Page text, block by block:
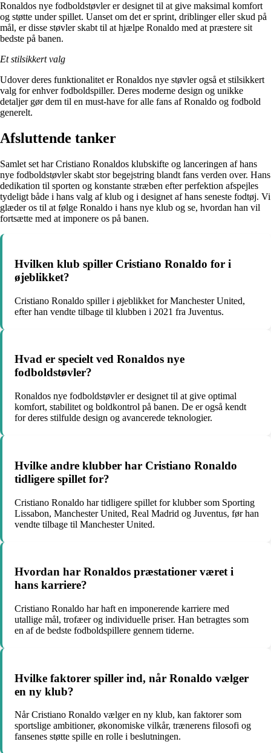
Ronaldos nye fodboldstøvler er designet til at give maksimal komfort
og støtte under spillet. Uanset om det er sprint, driblinger eller skud på
mål, er disse støvler skabt til at hjælpe Ronaldo med at præstere sit
bedste på banen.
Et stilsikkert valg
Udover deres funktionalitet er Ronaldos nye støvler også et stilsikkert
valg for enhver fodboldspiller. Deres moderne design og unikke
detaljer gør dem til en must-have for alle fans af Ronaldo og fodbold
generelt.
Afsluttende tanker
Samlet set har Cristiano Ronaldos klubskifte og lanceringen af hans
nye fodboldstøvler skabt stor begejstring blandt fans verden over. Hans
dedikation til sporten og konstante stræben efter perfektion afspejles
tydeligt både i hans valg af klub og i designet af hans seneste fodtøj. Vi
glæder os til at følge Ronaldo i hans nye klub og se, hvordan han vil
fortsætte med at imponere os på banen.
Hvilken klub spiller Cristiano Ronaldo for i
øjeblikket?
Cristiano Ronaldo spiller i øjeblikket for Manchester United,
efter han vendte tilbage til klubben i 2021 fra Juventus.
Hvad er specielt ved Ronaldos nye
fodboldstøvler?
Ronaldos nye fodboldstøvler er designet til at give optimal
komfort, stabilitet og boldkontrol på banen. De er også kendt
for deres stilfulde design og avancerede teknologier.
Hvilke andre klubber har Cristiano Ronaldo
tidligere spillet for?
Cristiano Ronaldo har tidligere spillet for klubber som Sporting
Lissabon, Manchester United, Real Madrid og Juventus, før han
vendte tilbage til Manchester United.
Hvordan har Ronaldos præstationer været i
hans karriere?
Cristiano Ronaldo har haft en imponerende karriere med
utallige mål, trofæer og individuelle priser. Han betragtes som
en af de bedste fodboldspillere gennem tiderne.
Hvilke faktorer spiller ind, når Ronaldo vælger
en ny klub?
Når Cristiano Ronaldo vælger en ny klub, kan faktorer som
sportslige ambitioner, økonomiske vilkår, trænerens filosofi og
fansenes støtte spille en rolle i beslutningen.